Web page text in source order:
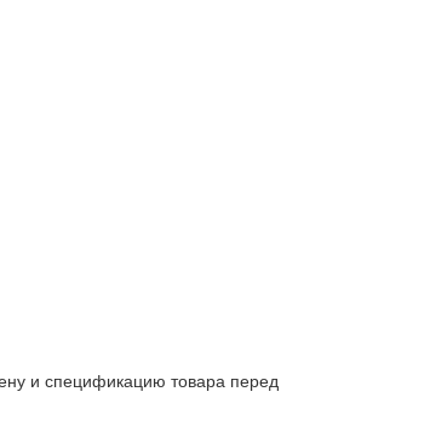
и спецификацию товара перед